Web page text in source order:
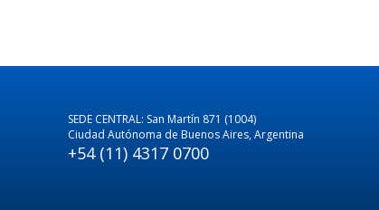
SEDE CENTRAL: San Martín 871 (1004)
Ciudad Autónoma de Buenos Aires, Argentina
+54 (11) 4317 0700